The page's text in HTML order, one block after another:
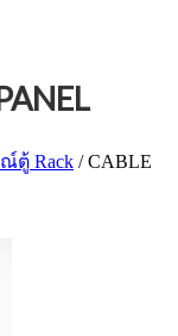
ตู้ Rack / CABLE